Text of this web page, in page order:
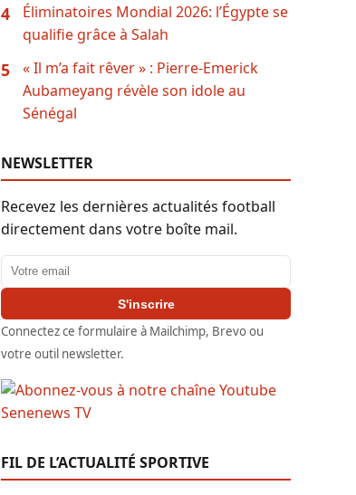
4
Éliminatoires Mondial 2026: l’Égypte se
qualifie grâce à Salah
5
« Il m’a fait rêver » : Pierre-Emerick
Aubameyang révèle son idole au
Sénégal
NEWSLETTER
Recevez les dernières actualités football
directement dans votre boîte mail.
Adresse email
S'inscrire
Connectez ce formulaire à Mailchimp, Brevo ou
votre outil newsletter.
FIL DE L’ACTUALITÉ SPORTIVE